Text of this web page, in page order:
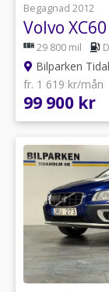
Begagnad 2012
29 800 mil
Bilparken
fr. 1 619 kr/mån
99 900 kr